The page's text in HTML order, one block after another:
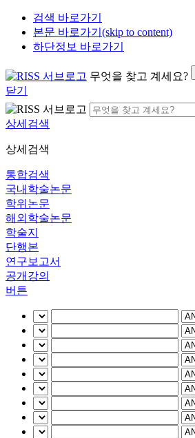
검색 바로가기
본문 바로가기(skip to content)
하단정보 바로가기
무엇을 찾고 계세요?
닫기
상세검색
상세검색
통합검색
국내학술논문
학위논문
해외학술논문
학술지
단행본
연구보고서
공개강의
버튼